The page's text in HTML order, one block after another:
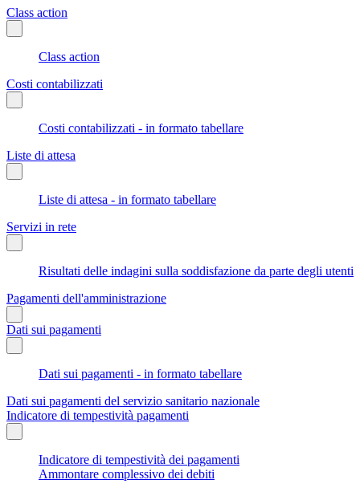
Class action
Class action
Costi contabilizzati
Costi contabilizzati - in formato tabellare
Liste di attesa
Liste di attesa - in formato tabellare
Servizi in rete
Risultati delle indagini sulla soddisfazione da parte degli utenti
Pagamenti dell'amministrazione
Dati sui pagamenti
Dati sui pagamenti - in formato tabellare
Dati sui pagamenti del servizio sanitario nazionale
Indicatore di tempestività pagamenti
Indicatore di tempestività dei pagamenti
Ammontare complessivo dei debiti